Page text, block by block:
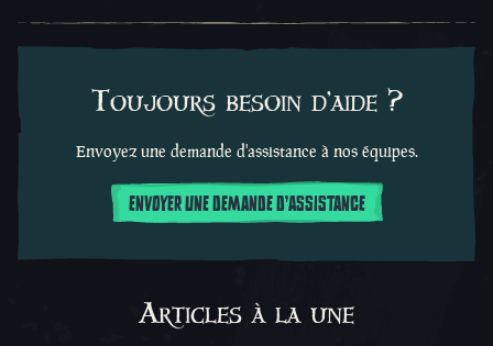
Toujours besoin d'aide ?
Envoyez une demande d'assistance à nos équipes.
ENVOYER UNE DEMANDE D'ASSISTANCE
Articles à la une